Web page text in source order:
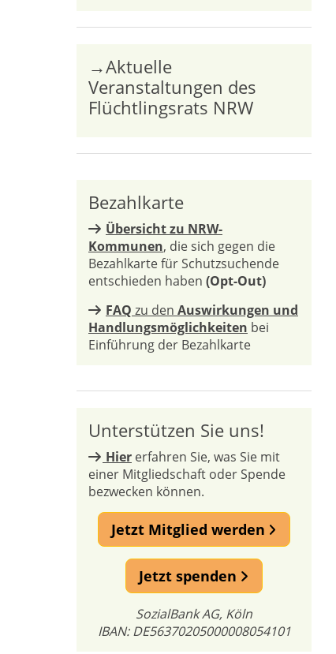
→Aktuelle
Veranstaltungen des
Flüchtlingsrats NRW
Bezahlkarte
Übersicht zu NRW-
Kommunen, die sich gegen die
Bezahlkarte für Schutzsuchende
entschieden haben (Opt-Out)
FAQ zu den Auswirkungen und
Handlungsmöglichkeiten bei
Einführung der Bezahlkarte
Unterstützen Sie uns!
Hier erfahren Sie, was Sie mit
einer Mitgliedschaft oder Spende
bezwecken können.
Jetzt Mitglied werden
Jetzt spenden
SozialBank AG, Köln
IBAN: DE56370205000008054101